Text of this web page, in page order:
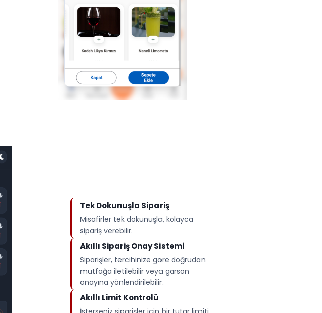
Tek Dokunuşla Sipariş
Misafirler tek dokunuşla, kolayca
sipariş verebilir.
Akıllı Sipariş Onay Sistemi
Siparişler, tercihinize göre doğrudan
mutfağa iletilebilir veya garson
onayına yönlendirilebilir.
Akıllı Limit Kontrolü